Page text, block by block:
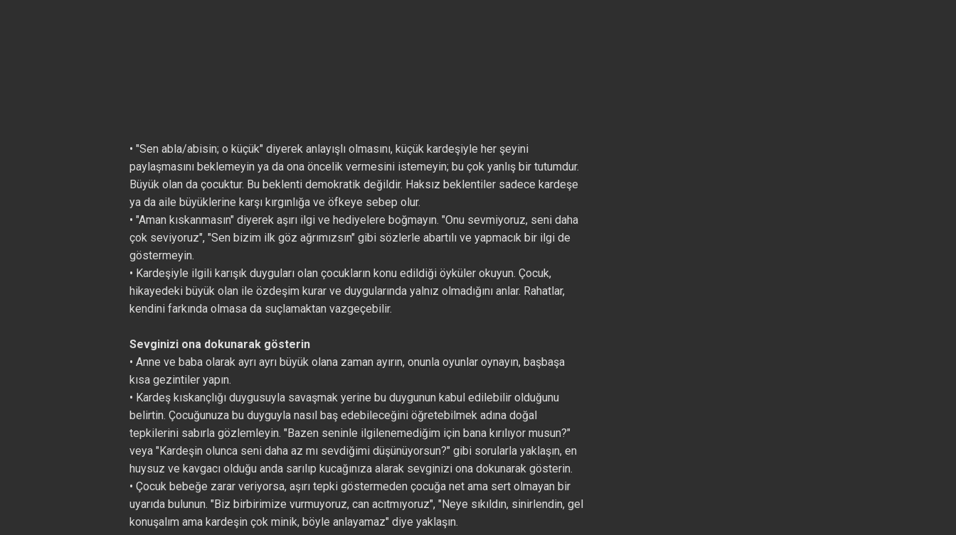
• "Sen abla/abisin; o küçük" diyerek anlayışlı olmasını, küçük kardeşiyle her şeyini
paylaşmasını beklemeyin ya da ona öncelik vermesini istemeyin; bu çok yanlış bir tutumdur.
Büyük olan da çocuktur. Bu beklenti demokratik değildir. Haksız beklentiler sadece kardeşe
ya da aile büyüklerine karşı kırgınlığa ve öfkeye sebep olur.
• "Aman kıskanmasın" diyerek aşırı ilgi ve hediyelere boğmayın. "Onu sevmiyoruz, seni daha
çok seviyoruz", "Sen bizim ilk göz ağrımızsın" gibi sözlerle abartılı ve yapmacık bir ilgi de
göstermeyin.
• Kardeşiyle ilgili karışık duyguları olan çocukların konu edildiği öyküler okuyun. Çocuk,
hikayedeki büyük olan ile özdeşim kurar ve duygularında yalnız olmadığını anlar. Rahatlar,
kendini farkında olmasa da suçlamaktan vazgeçebilir.
Sevginizi ona dokunarak gösterin
• Anne ve baba olarak ayrı ayrı büyük olana zaman ayırın, onunla oyunlar oynayın, başbaşa
kısa gezintiler yapın.
• Kardeş kıskançlığı duygusuyla savaşmak yerine bu duygunun kabul edilebilir olduğunu
belirtin. Çocuğunuza bu duyguyla nasıl baş edebileceğini öğretebilmek adına doğal
tepkilerini sabırla gözlemleyin. "Bazen seninle ilgilenemediğim için bana kırılıyor musun?"
veya "Kardeşin olunca seni daha az mı sevdiğimi düşünüyorsun?" gibi sorularla yaklaşın, en
huysuz ve kavgacı olduğu anda sarılıp kucağınıza alarak sevginizi ona dokunarak gösterin.
• Çocuk bebeğe zarar veriyorsa, aşırı tepki göstermeden çocuğa net ama sert olmayan bir
uyarıda bulunun. "Biz birbirimize vurmuyoruz, can acıtmıyoruz", "Neye sıkıldın, sinirlendin, gel
konuşalım ama kardeşin çok minik, böyle anlayamaz" diye yaklaşın.